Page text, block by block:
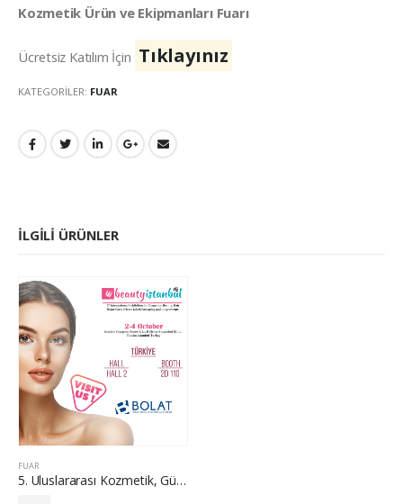
Kozmetik Ürün ve Ekipmanları Fuarı
Ücretsiz Katılım İçin Tıklayınız
KATEGORILER: FUAR
İLGILI ÜRÜNLER
FUAR
5. Uluslararası Kozmetik, Güzellik, Saç, Ev Bakımı, Özel Marka, Ambalaj ve Bileşenler Fuarı – Beauty İstanbul